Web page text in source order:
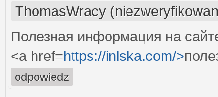
ThomasWracy
Полезная информация на
<a href=https://inlska.com/>
odpowiedz